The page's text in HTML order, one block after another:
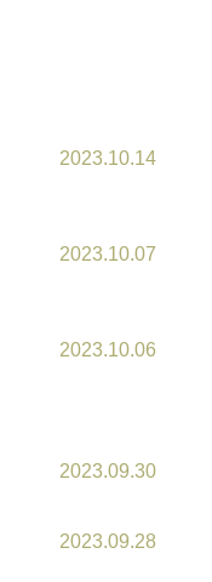
2023.10.14
2023.10.07
2023.10.06
2023.09.30
2023.09.28